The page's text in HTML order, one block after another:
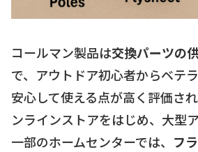
コールマン製品は交換パーツの
で、アウトドア初心者からベテ
安心して使える点が高く評価さ
ンラインストアをはじめ、大型
一部のホームセンターでは、 フ